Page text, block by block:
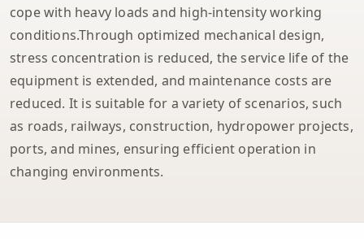
cope with heavy loads and high-intensity working
conditions.Through optimized mechanical design,
stress concentration is reduced, the service life of the
equipment is extended, and maintenance costs are
reduced. It is suitable for a variety of scenarios, such
as roads, railways, construction, hydropower projects,
ports, and mines, ensuring efficient operation in
changing environments.